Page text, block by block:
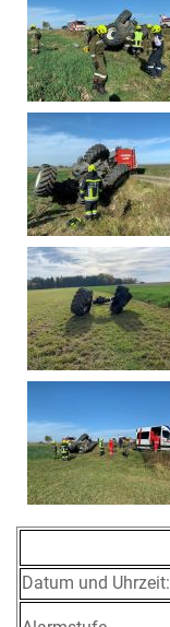
Datum und Uhrzeit: